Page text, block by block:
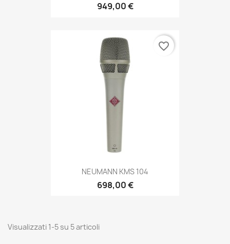
949,00 €
NEUMANN KMS 104
698,00 €
favorite_border
Visualizzati 1-5 su 5 articoli